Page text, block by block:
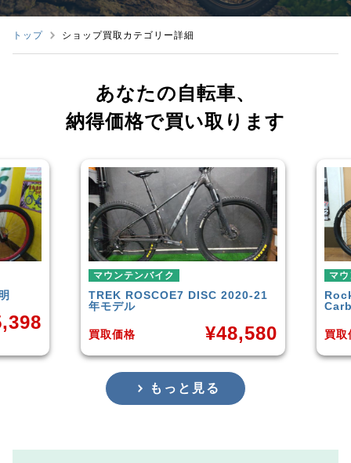
トップ ショップ買取カテゴリー詳細
あなたの自転車、
納得価格で買い取ります
DISC 2020-21
48,580
Rocky Mountain
Element
Carbon30 2022年モデル
買取価格
もっと見る